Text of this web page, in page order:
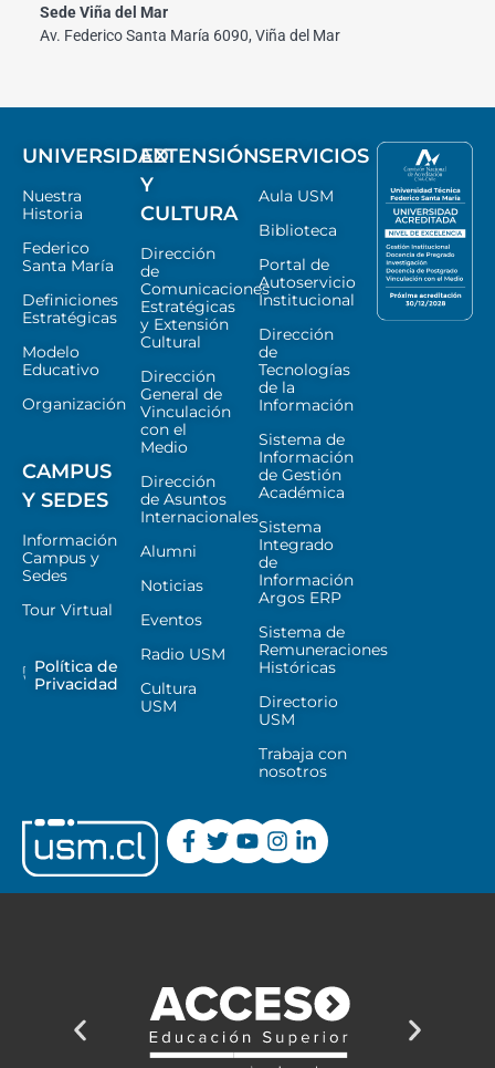
Sede Viña del Mar
Av. Federico Santa María 6090, Viña del Mar
UNIVERSIDAD
Nuestra
Historia
Federico
Santa María
Definiciones
Estratégicas
Modelo
Educativo
Organización
CAMPUS
Y SEDES
Información
Campus y
Sedes
Tour Virtual
Política de
Privacidad
EXTENSIÓN
Y
CULTURA
Dirección
de
Comunicaciones
Estratégicas
y Extensión
Cultural
Dirección
General de
Vinculación
con el
Medio
Dirección
de Asuntos
Internacionales
Alumni
Noticias
Eventos
Radio USM
Cultura
USM
SERVICIOS
Aula USM
Biblioteca
Portal de
Autoservicio
Institucional
Dirección
de
Tecnologías
de la
Información
Sistema de
Información
de Gestión
Académica
Sistema
Integrado
de
Información
Argos ERP
Sistema de
Remuneraciones
Históricas
Directorio
USM
Trabaja con
nosotros